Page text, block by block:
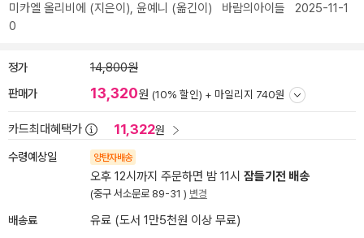
미카엘 올리비에 (지은이), 윤예니 (옮긴이) 바람의아이들 2025-11-1
0
정가 14,800원
판매가 13,320원 (10% 할인) + 마일리지 740원
카드최대혜택가 11,322원
수령예상일 양탄자배송
오후 12시까지 주문하면 밤 11시 잠들기전 배송
(중구 서소문로 89-31 ) 변경
배송료
유료 (도서 1만5천원 이상 무료)